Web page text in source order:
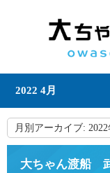
2022 4月
月別アーカイブ: 2022
大ちゃん渡船